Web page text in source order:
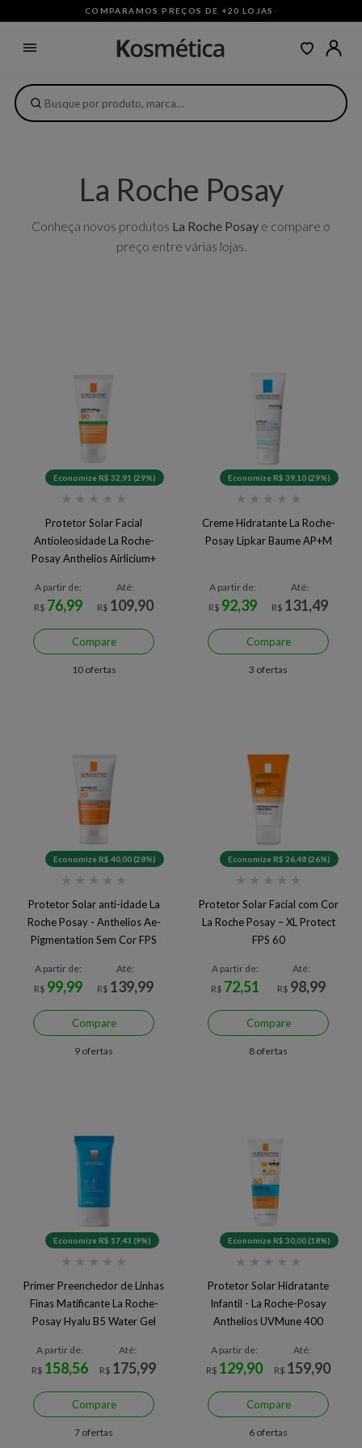
COMPARAMOS PREÇOS DE +20 LOJAS ·
La Roche Posay
Conheça novos produtos La Roche Posay e compare o
preço entre várias lojas.
Economize R$ 32,91 (29%)
★ ★ ★ ★ ★
Protetor Solar Facial
Antioleosidade La Roche-
Posay Anthelios Airlicium+
A partir de:
R$ 76,99
Até:
R$ 109,90
Compare
10 ofertas
Economize R$ 39,10 (29%)
★ ★ ★ ★ ★
Creme Hidratante La Roche-
Posay Lipkar Baume AP+M
A partir de:
R$ 92,39
Até:
R$ 131,49
Compare
3 ofertas
Economize R$ 40,00 (28%)
★ ★ ★ ★ ★
Protetor Solar anti-idade La
Roche Posay - Anthelios Ae-
Pigmentation Sem Cor FPS
A partir de:
R$ 99,99
Até:
R$ 139,99
Compare
9 ofertas
Economize R$ 26,48 (26%)
★ ★ ★ ★ ★
Protetor Solar Facial com Cor
La Roche Posay – XL Protect
FPS 60
A partir de:
R$ 72,51
Até:
R$ 98,99
Compare
8 ofertas
Economize R$ 17,43 (9%)
★ ★ ★ ★ ★
Primer Preenchedor de Linhas
Finas Matificante La Roche-
Posay Hyalu B5 Water Gel
A partir de:
R$ 158,56
Até:
R$ 175,99
Compare
7 ofertas
Economize R$ 30,00 (18%)
★ ★ ★ ★ ★
Protetor Solar Hidratante
Infantil - La Roche-Posay
Anthelios UVMune 400
75ml
A partir de:
R$ 129,90
Até:
R$ 159,90
Compare
6 ofertas